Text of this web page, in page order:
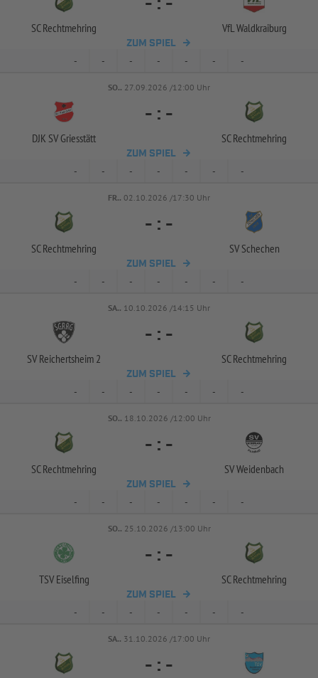
SC Rechtmehring VfL Waldkraiburg
ZUM SPIEL
- - - - - - -
SO.. 27.09.2026 /12:00 Uhr
DJK SV Griesstätt
- : -
SC Rechtmehring
ZUM SPIEL
- - - - - - -
FR.. 02.10.2026 /17:30 Uhr
SC Rechtmehring
- : -
SV Schechen
ZUM SPIEL
- - - - - - -
SA.. 10.10.2026 /14:15 Uhr
SV Reichertsheim 2
- : -
SC Rechtmehring
ZUM SPIEL
- - - - - - -
SO.. 18.10.2026 /12:00 Uhr
SC Rechtmehring
- : -
SV Weidenbach
ZUM SPIEL
- - - - - - -
SO.. 25.10.2026 /13:00 Uhr
TSV Eiselfing
- : -
SC Rechtmehring
ZUM SPIEL
- - - - - - -
SA.. 31.10.2026 /17:00 Uhr
- : -